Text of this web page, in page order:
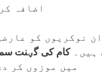
اضافہ
ان نوکریوں کو
ہیں۔کام کی گؠنت
میں موزوں کر